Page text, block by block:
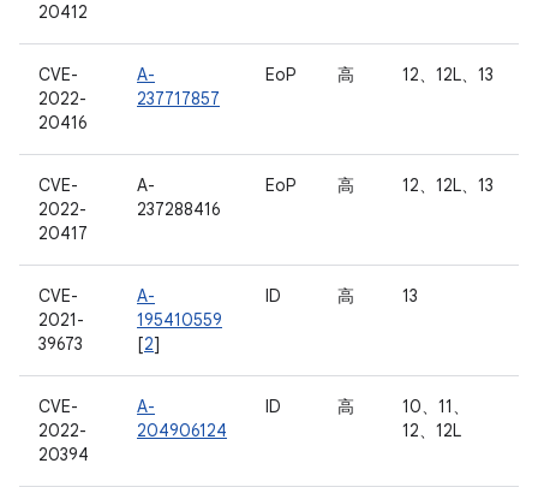
20412
CVE-
2022-
20416
A-
237717857
EoP 高 12、12L、13
CVE-
2022-
20417
A-
237288416
EoP 高 12、12L、13
CVE-
2021-
39673
A-
195410559
[2]
ID 高 13
CVE-
2022-
20394
A-
204906124
ID 高
10、11、
12、12L